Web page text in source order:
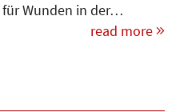
für Wunden in der…
read more